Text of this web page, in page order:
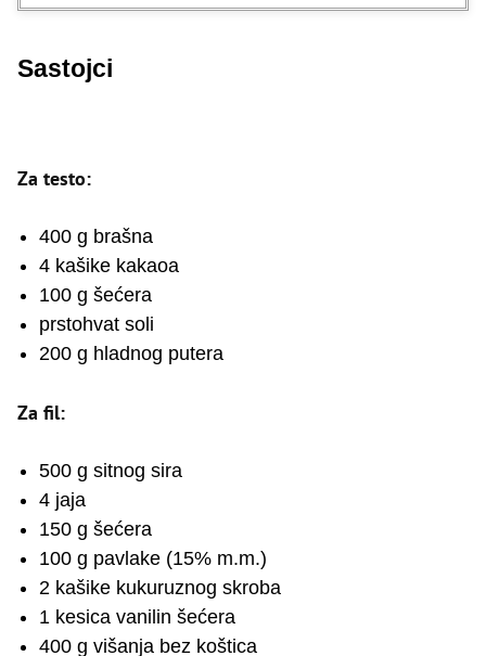
Sastojci
Za testo:
400 g brašna
4 kašike kakaoa
100 g šećera
prstohvat soli
200 g hladnog putera
Za fil:
500 g sitnog sira
4 jaja
150 g šećera
100 g pavlake (15% m.m.)
2 kašike kukuruznog skroba
1 kesica vanilin šećera
400 g višanja bez koštica